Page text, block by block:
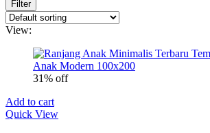
Filter
View:
31% off
Add to cart
Quick View